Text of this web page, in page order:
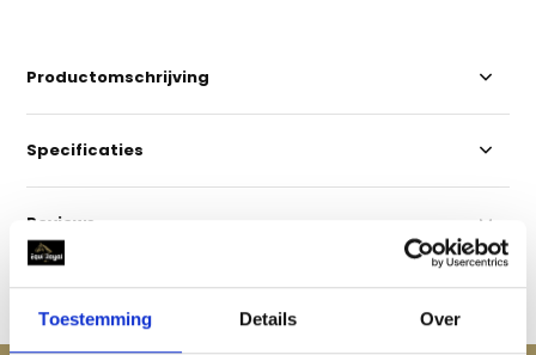
Toestemming Details Over
Productomschrijving
Specificaties
Reviews
Delen